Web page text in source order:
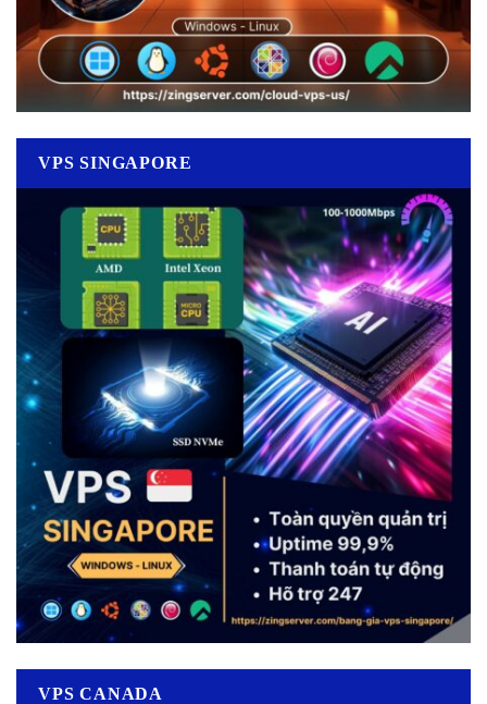
VPS SINGAPORE
VPS CANADA